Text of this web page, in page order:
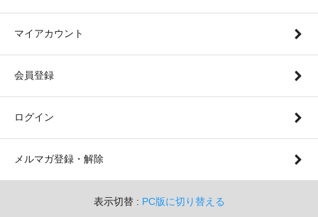
マイアカウント
会員登録
ログイン
メルマガ登録・解除
表示切替 : PC版に切り替える